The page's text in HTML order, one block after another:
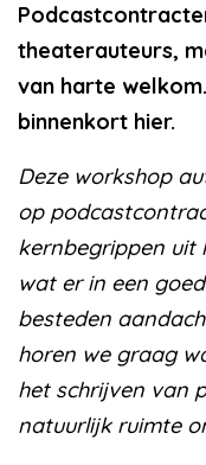
theaterauteurs,
van harte
binnenkort hier.
Deze workshop
op
kernbegrippen uit
wat er in een
besteden
horen we graag
het schrijven van
natuurlijk ruimte